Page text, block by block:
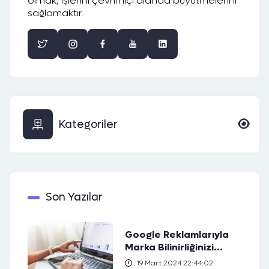
sağlamaktır.
Kategoriler
Son Yazılar
Google Reklamlarıyla
Marka Bilinirliğinizi
Artırın
19 Mart 2024 22:44:02